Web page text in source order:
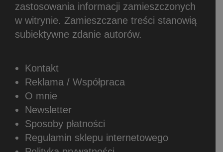
zastosowania informacji zamieszczonych
w witrynie. Zamieszczane treści stanowią
subiektywne zdanie autorów.
Kontakt
Reklama / Współpraca
O mnie
Newsletter
Sposoby płatności
Regulamin sklepu internetowego